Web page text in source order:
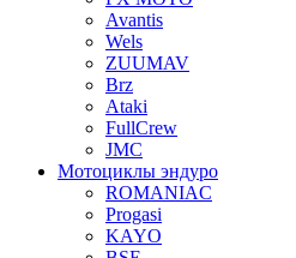
Avantis
Wels
ZUUMAV
Brz
Ataki
FullCrew
JMC
Мотоциклы эндуро
ROMANIAC
Progasi
KAYO